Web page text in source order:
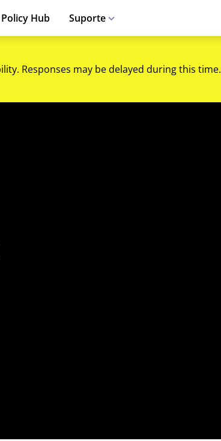
Policy Hub Suporte
Responses may be delayed during this time.